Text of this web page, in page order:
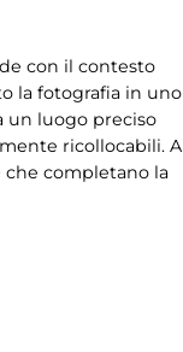
con il contesto
la fotografia in uno
un luogo preciso
ricollocabili. A
che completano la